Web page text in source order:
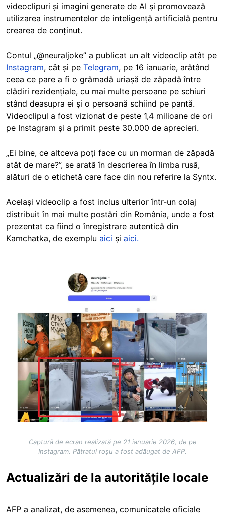
videoclipuri și imagini generate de AI și promovează
utilizarea instrumentelor de inteligență artificială pentru
crearea de conținut.
Contul „@neuraljoke” a publicat un alt videoclip atât pe
Instagram, cât și pe Telegram, pe 16 ianuarie, arătând
ceea ce pare a fi o grămadă uriașă de zăpadă între
clădiri rezidențiale, cu mai multe persoane pe schiuri
stând deasupra ei și o persoană schiind pe pantă.
Videoclipul a fost vizionat de peste 1,4 milioane de ori
pe Instagram și a primit peste 30.000 de aprecieri.
„Ei bine, ce altceva poți face cu un morman de zăpadă
atât de mare?”, se arată în descrierea în limba rusă,
alături de o etichetă care face din nou referire la Syntx.
Același videoclip a fost inclus ulterior într-un colaj
distribuit în mai multe postări din România, unde a fost
prezentat ca fiind o înregistrare autentică din
Kamchatka, de exemplu aici și aici.
Captură de ecran realizată pe 21 ianuarie 2026, de pe
Instagram. Pătratul roșu a fost adăugat de AFP.
Actualizări de la autoritățile locale
AFP a analizat, de asemenea, comunicatele oficiale